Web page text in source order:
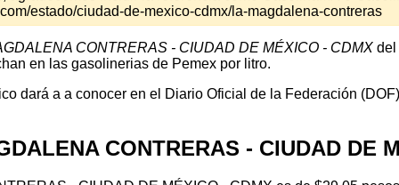
estado/ciudad-de-mexico-cdmx/la-magdalena-contreras
CONTRERAS - CIUDAD DE MÉXICO - CDMX del
en las gasolinerias de Pemex por litro.
dará a a conocer en el Diario Oficial de la Federación
CONTRERAS - CIUDAD DE